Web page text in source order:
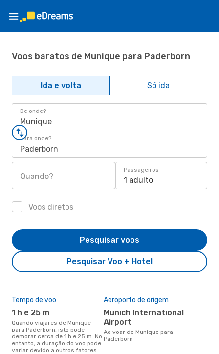
Voos baratos de Munique para Paderborn
Ida e volta Só ida
De onde?
Munique
Para onde?
Paderborn
Quando?
Passageiros
1 adulto
Voos diretos
Pesquisar Voo + Hotel
Pesquisar voos
Tempo de voo
1 h e 25 m
Quando viajares de Munique
para Paderborn, isto pode
demorar cerca de 1 h e 25 m. No
entanto, a duração do voo pode
variar devido a outros fatores
Aeroporto de origem
Munich International
Airport
Ao voar de Munique para
Paderborn